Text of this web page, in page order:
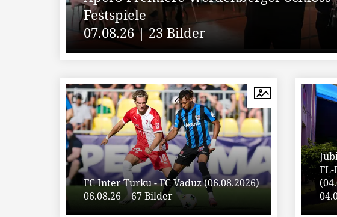
Festspiele
07.08.26 | 23 Bilder
FC Inter Turku - FC Vaduz (06.08.2026)
06.08.26 | 67 Bilder